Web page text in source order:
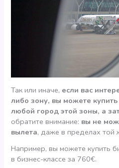
Так или иначе, если вас
либо зону, вы можете
любой город этой зоны, а
обратите внимание: вы не
вылета, даже в пределах той
Например, вы можете купить
в бизнес-классе за 760€.